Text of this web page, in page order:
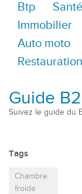
Btp
Immobilier
Auto moto
Restauration
Guide
Suivez le guide du
Tags
Chambre
froide